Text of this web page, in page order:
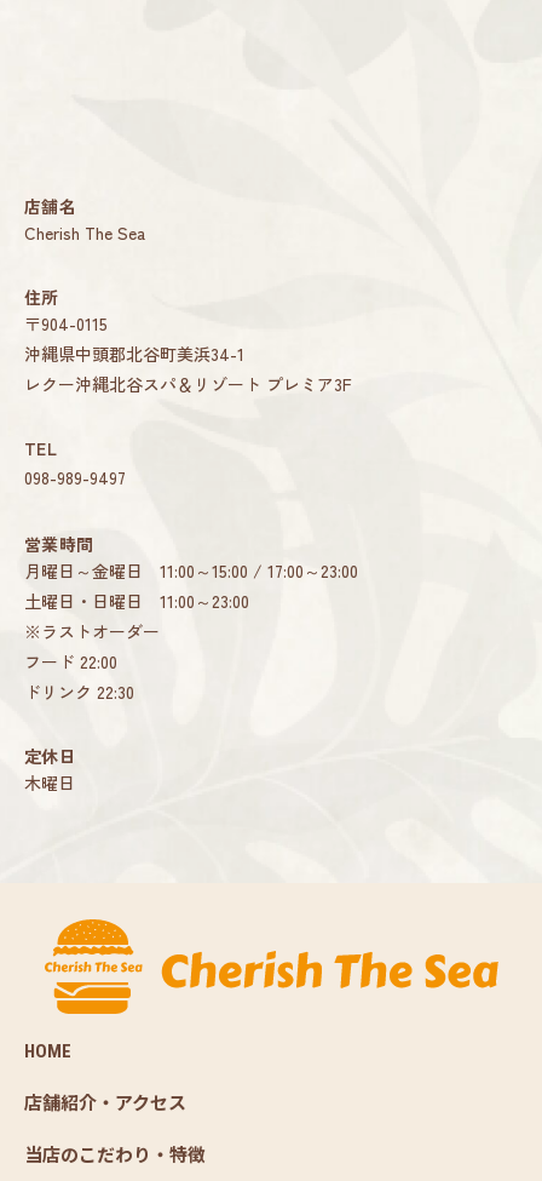
店舗名
Cherish The Sea
住所
〒904-0115
沖縄県中頭郡北谷町美浜34-1
レクー沖縄北谷スパ＆リゾート プレミア3F
TEL
098-989-9497
営業時間
月曜日～金曜日 11:00～15:00 / 17:00～23:00
土曜日・日曜日 11:00～23:00
※ラストオーダー
フード 22:00
ドリンク 22:30
定休日
木曜日
HOME
店舗紹介・アクセス
当店のこだわり・特徴